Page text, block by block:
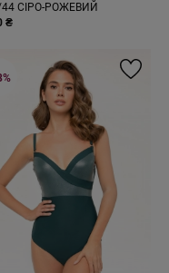
44 СІРО-РОЖЕВИЙ
₴